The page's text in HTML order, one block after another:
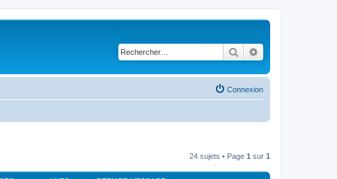
Rechercher
Connexion
24 sujets • Page 1 sur 1